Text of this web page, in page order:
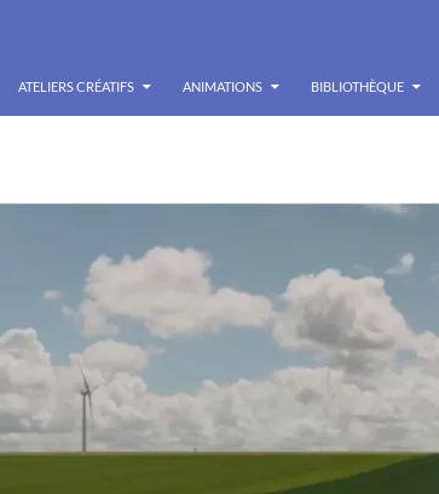
ATELIERS CRÉATIFS ANIMATIONS BIBLIOTHÈQUE